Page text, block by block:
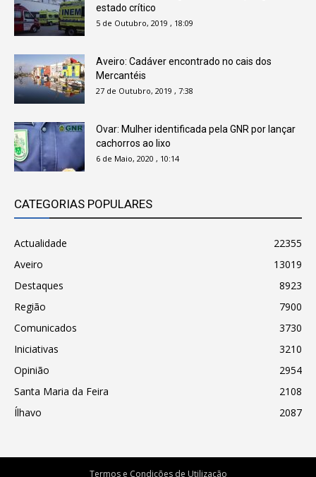
estado crítico
5 de Outubro, 2019 , 18:09
Aveiro: Cadáver encontrado no cais dos
Mercantéis
27 de Outubro, 2019 , 7:38
Ovar: Mulher identificada pela GNR por lançar
cachorros ao lixo
6 de Maio, 2020 , 10:14
CATEGORIAS POPULARES
Actualidade
22355
Aveiro
13019
Destaques
8923
Região
7900
Comunicados
3730
Iniciativas
3210
Opinião
2954
Santa Maria da Feira
2108
Ílhavo
2087
Termos e Condições de Utilização